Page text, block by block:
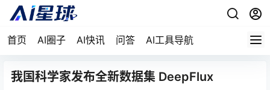
首页 AI圈子 AI快讯 问答 AI工具导航
我国科学家发布全新数据集 DeepFlux